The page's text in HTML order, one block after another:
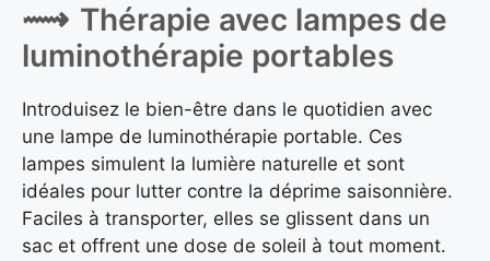
Thérapie avec lampes de
luminothérapie portables
Introduisez le bien-être dans le quotidien avec
une lampe de luminothérapie portable. Ces
lampes simulent la lumière naturelle et sont
idéales pour lutter contre la déprime saisonnière.
Faciles à transporter, elles se glissent dans un
sac et offrent une dose de soleil à tout moment.